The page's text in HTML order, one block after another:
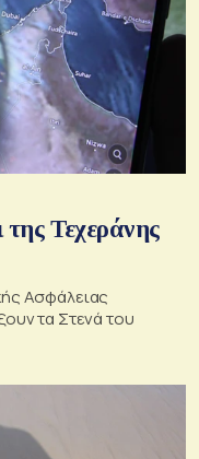
Τεχεράνης
Ασφάλειας
τα Στενά του